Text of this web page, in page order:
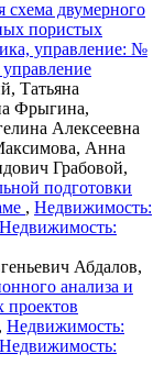
схема двумерного
пористых
управление: №
Татьяна
Фрыгина,
Алексеевна
Анна
Грабовой,
подготовки
, Недвижимость:
Абдалов,
анализа и
проектов
, Недвижимость: